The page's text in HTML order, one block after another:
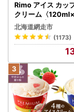
Rimo アイス カッ
クリーム〈
ABA002 | アイス
北海道網走市
(1173)